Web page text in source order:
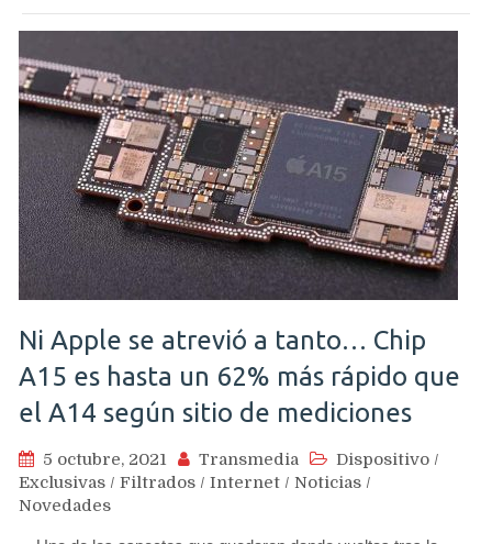
Ni Apple se atrevió a tanto… Chip
A15 es hasta un 62% más rápido que
el A14 según sitio de mediciones
5 octubre, 2021 Transmedia Dispositivo /
Exclusivas / Filtrados / Internet / Noticias /
Novedades